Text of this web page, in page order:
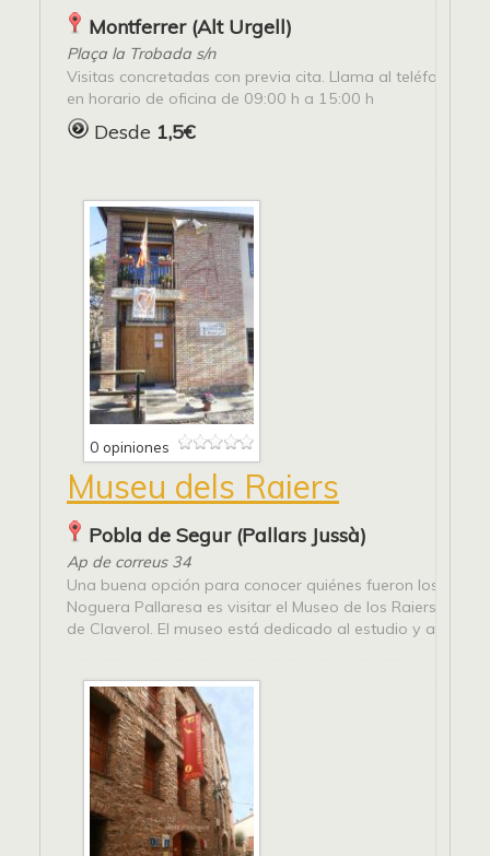
Montferrer (Alt Urgell)
Plaça la Trobada s/n
Visitas concretadas con previa cita. Llama al teléfono
en horario de oficina de 09:00 h a 15:00 h
Desde 1,5€
0 opiniones
Museu dels Raiers
Pobla de Segur (Pallars Jussà)
Ap de correus 34
Una buena opción para conocer quiénes fueron los
Noguera Pallaresa es visitar el Museo de los Raiers,
de Claverol. El museo está dedicado al estudio y a la